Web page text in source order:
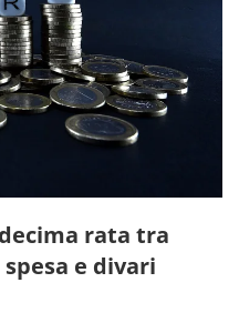
rata tra
e divari